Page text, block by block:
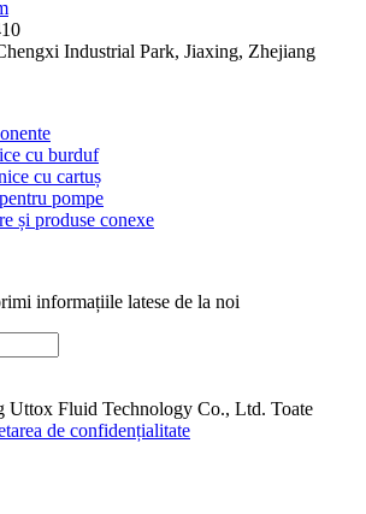
Industrial Park, Jiaxing, Zhejiang
cu burduf
cu cartuș
pompe
și produse conexe
informațiile latese de la noi
Fluid Technology Co., Ltd. Toate
de confidențialitate